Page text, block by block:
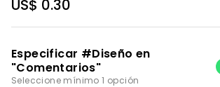
US$ 0.30
Especificar #Diseño en
"Comentarios"
Seleccione mínimo 1 opción